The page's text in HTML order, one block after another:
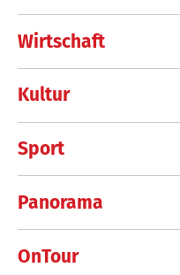
Wirtschaft
Kultur
Sport
Panorama
OnTour